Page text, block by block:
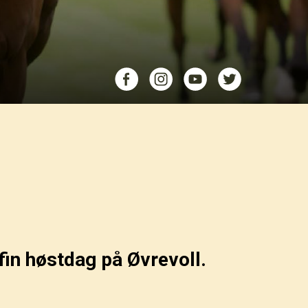
høstdag på Øvrevoll.